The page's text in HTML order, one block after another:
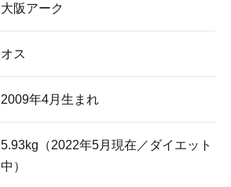
大阪アーク
オス
2009年4月生まれ
5.93kg（2022年5月現在／ダイエット
中）